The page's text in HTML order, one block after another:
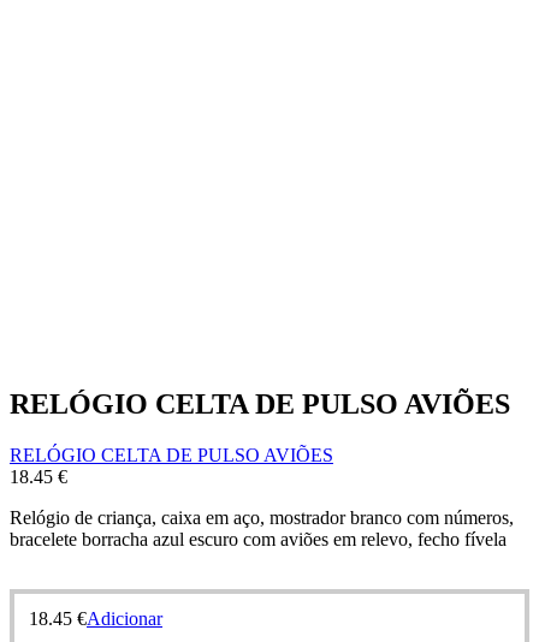
RELÓGIO CELTA DE PULSO AVIÕES
RELÓGIO CELTA DE PULSO AVIÕES
18.45 €
Relógio de criança, caixa em aço, mostrador branco com números,
bracelete borracha azul escuro com aviões em relevo, fecho fívela
18.45 €Adicionar